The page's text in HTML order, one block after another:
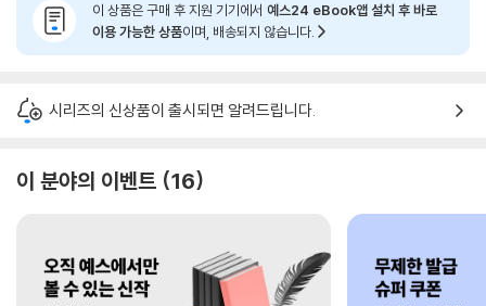
이 상품은 구매 후 지원 기기에서 예스24 eBook앱 설치 후 바로
이용 가능한 상품이며, 배송되지 않습니다.
시리즈의 신상품이 출시되면 알려드립니다.
이 분야의 이벤트 16